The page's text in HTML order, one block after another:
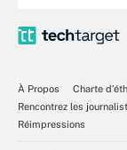
À Propos
Charte
Rencontrez les
Réimpressions